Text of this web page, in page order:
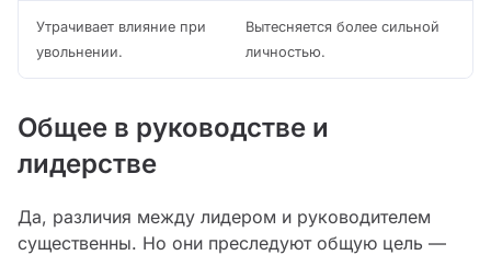
Утрачивает влияние при
увольнении.
Вытесняется более сильной
личностью.
Общее в руководстве и
лидерстве
Да, различия между лидером и руководителем
существенны. Но они преследуют общую цель —